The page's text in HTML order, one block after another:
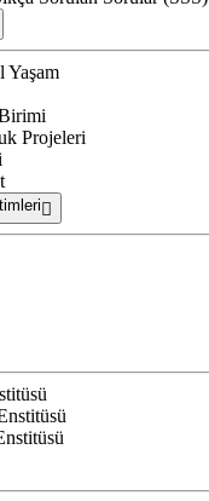
Yaşam
Projeleri